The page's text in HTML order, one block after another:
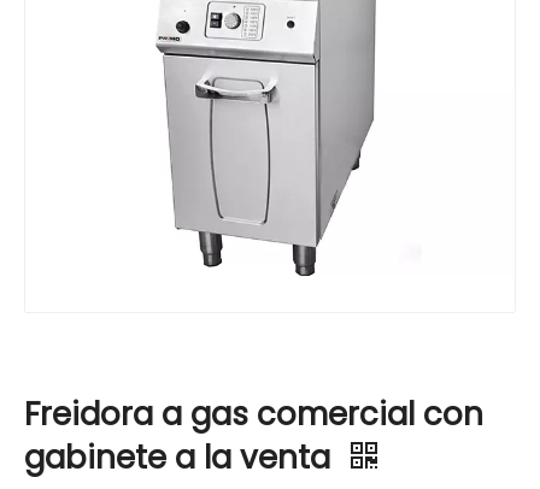
Freidora a gas comercial con
gabinete a la venta